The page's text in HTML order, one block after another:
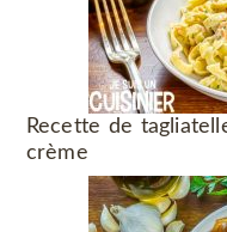
Recette de
crème